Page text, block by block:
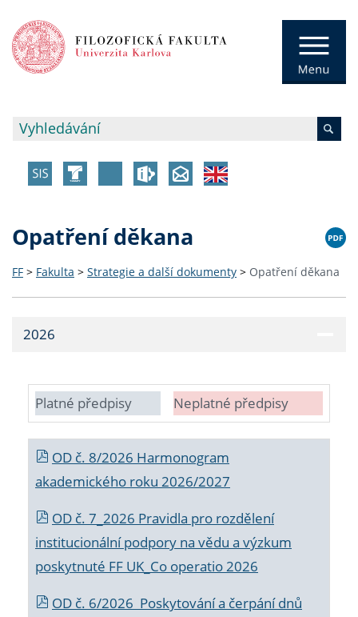
Opatření děkana
FF > Fakulta > Strategie a další dokumenty > Opatření děkana
2026
Platné předpisy Neplatné předpisy
OD č. 8/2026 Harmonogram
akademického roku 2026/2027
OD č. 7_2026 Pravidla pro rozdělení
institucionální podpory na vědu a výzkum
poskytnuté FF UK_Co operatio 2026
OD č. 6/2026 Poskytování a čerpání dnů